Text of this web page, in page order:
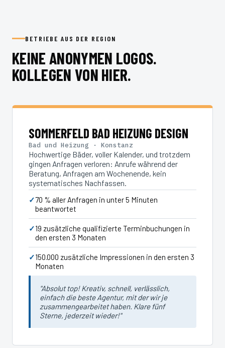
BETRIEBE AUS DER REGION
KEINE ANONYMEN LOGOS.
KOLLEGEN VON HIER.
SOMMERFELD BAD HEIZUNG DESIGN
Bad und Heizung · Konstanz
Hochwertige Bäder, voller Kalender, und trotzdem
gingen Anfragen verloren: Anrufe während der
Beratung, Anfragen am Wochenende, kein
systematisches Nachfassen.
70 % aller Anfragen in unter 5 Minuten
beantwortet
19 zusätzliche qualifizierte Terminbuchungen in
den ersten 3 Monaten
150.000 zusätzliche Impressionen in den ersten 3
Monaten
"Absolut top! Kreativ, schnell, verlässlich,
einfach die beste Agentur, mit der wir je
zusammengearbeitet haben. Klare fünf
Sterne, jederzeit wieder!"